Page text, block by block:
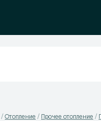
Отопление Прочее отопление